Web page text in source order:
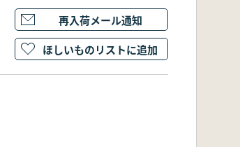
再入荷メール通知
ほしいものリストに追加